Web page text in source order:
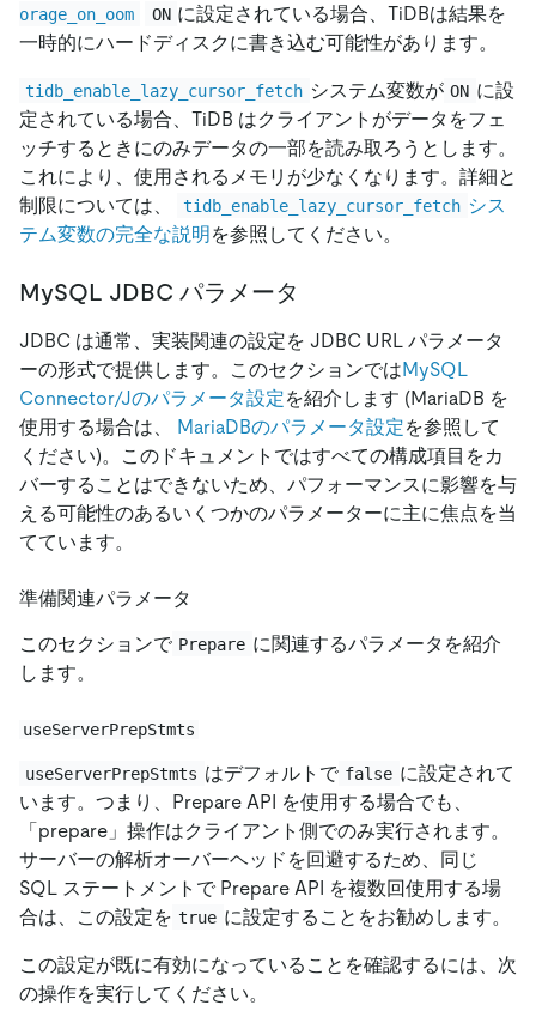
orage_on_oom
ON に設定されている場合、TiDBは結果を
一時的にハードディスクに書き込む可能性があります。
tidb_enable_lazy_cursor_fetch システム変数が ON に設
定されている場合、TiDB はクライアントがデータをフェ
ッチするときにのみデータの一部を読み取ろうとします。
これにより、使用されるメモリが少なくなります。詳細と
制限については、
tidb_enable_lazy_cursor_fetch シス
テム変数の完全な説明を参照してください。
MySQL JDBC パラメータ
JDBC は通常、実装関連の設定を JDBC URL パラメータ
ーの形式で提供します。このセクションではMySQL
Connector/Jのパラメータ設定を紹介します (MariaDB を
使用する場合は、 MariaDBのパラメータ設定を参照して
ください)。このドキュメントではすべての構成項目をカ
バーすることはできないため、パフォーマンスに影響を与
える可能性のあるいくつかのパラメーターに主に焦点を当
てています。
準備関連パラメータ
このセクションで Prepare に関連するパラメータを紹介
します。
useServerPrepStmts
useServerPrepStmts はデフォルトで false に設定されて
います。つまり、Prepare API を使用する場合でも、
「prepare」操作はクライアント側でのみ実行されます。
サーバーの解析オーバーヘッドを回避するため、同じ
SQL ステートメントで Prepare API を複数回使用する場
合は、この設定を true に設定することをお勧めします。
この設定が既に有効になっていることを確認するには、次
の操作を実行してください。